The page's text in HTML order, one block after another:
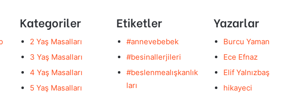
Kategoriler
2 Yaş Masalları
3 Yaş Masalları
4 Yaş Masalları
5 Yaş Masalları
Etiketler
#annevebebek
#besinallerjileri
#beslenmealışkanlık
ları
Yazarlar
Burcu Yaman
Ece Efnaz
Elif Yalnızbaş
hikayeci